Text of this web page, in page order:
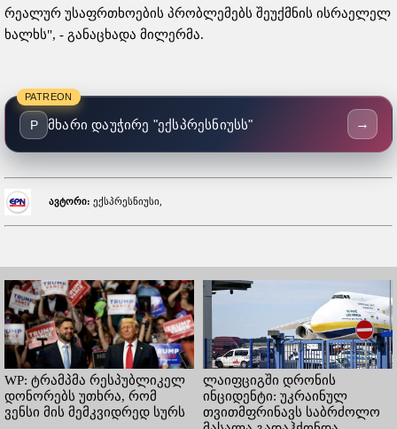
რეალურ უსაფრთხოების პრობლემებს შეუქმნის ისრაელელ
ხალხს", - განაცხადა მილერმა.
PATREON
P მხარი დაუჭირე "ექსპრესნიუსს" →
ავტორი: ექსპრესნიუსი,
WP: ტრამპმა რესპუბლიკელ
დონორებს უთხრა, რომ
ვენსი მის მემკვიდრედ სურს
ლაიფციგში დრონის
ინციდენტი: უკრაინულ
თვითმფრინავს საბრძოლო